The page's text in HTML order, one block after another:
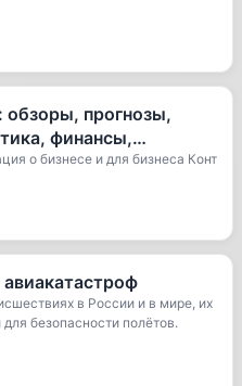
обзоры, прогнозы,
финансы,
IPO, pre-IPO
о бизнесе и для бизнеса Конт
в России и в мире, их
безопасности полётов.